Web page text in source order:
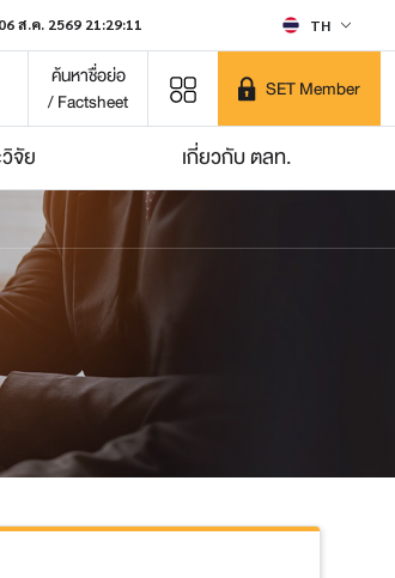
ส.ค. 2569 21:29:11 TH
ค้นหาชื่อย่อ
/ Factsheet
SET Member
จัย เกี่ยวกับ ตลท.